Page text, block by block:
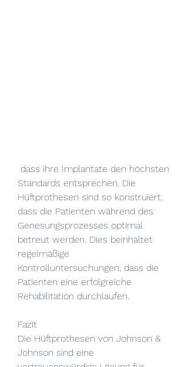
Standards entsprechen. Die
Hüftprothesen sind so konstruiert,
dass die Patienten während des
Genesungsprozesses optimal
betreut werden. Dies beinhaltet
regelmäßige
Kontrolluntersuchungen, dass die
Patienten eine erfolgreiche
Rehabilitation durchlaufen.
Fazit
Die Hüftprothesen von Johnson &
Johnson sind eine